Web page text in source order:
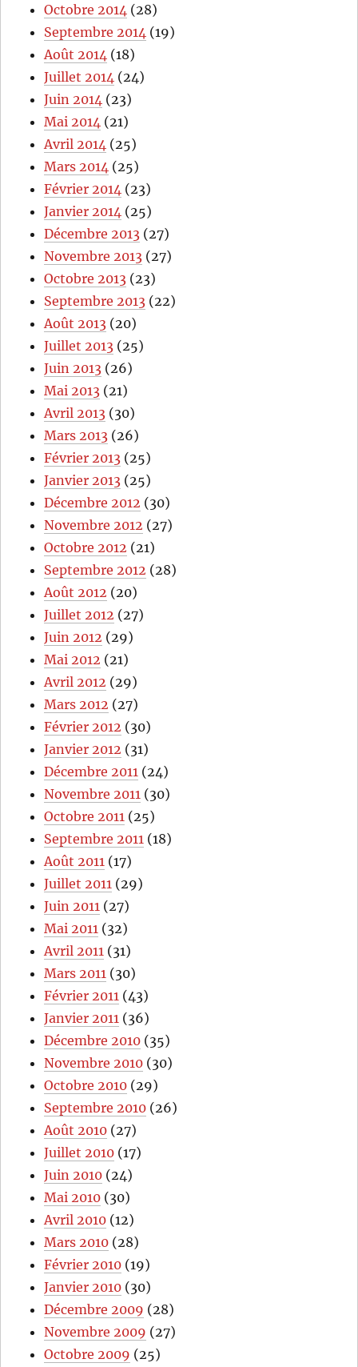
Octobre 2014 (28)
Septembre 2014 (19)
Août 2014 (18)
Juillet 2014 (24)
Juin 2014 (23)
Mai 2014 (21)
Avril 2014 (25)
Mars 2014 (25)
Février 2014 (23)
Janvier 2014 (25)
Décembre 2013 (27)
Novembre 2013 (27)
Octobre 2013 (23)
Septembre 2013 (22)
Août 2013 (20)
Juillet 2013 (25)
Juin 2013 (26)
Mai 2013 (21)
Avril 2013 (30)
Mars 2013 (26)
Février 2013 (25)
Janvier 2013 (25)
Décembre 2012 (30)
Novembre 2012 (27)
Octobre 2012 (21)
Septembre 2012 (28)
Août 2012 (20)
Juillet 2012 (27)
Juin 2012 (29)
Mai 2012 (21)
Avril 2012 (29)
Mars 2012 (27)
Février 2012 (30)
Janvier 2012 (31)
Décembre 2011 (24)
Novembre 2011 (30)
Octobre 2011 (25)
Septembre 2011 (18)
Août 2011 (17)
Juillet 2011 (29)
Juin 2011 (27)
Mai 2011 (32)
Avril 2011 (31)
Mars 2011 (30)
Février 2011 (43)
Janvier 2011 (36)
Décembre 2010 (35)
Novembre 2010 (30)
Octobre 2010 (29)
Septembre 2010 (26)
Août 2010 (27)
Juillet 2010 (17)
Juin 2010 (24)
Mai 2010 (30)
Avril 2010 (12)
Mars 2010 (28)
Février 2010 (19)
Janvier 2010 (30)
Décembre 2009 (28)
Novembre 2009 (27)
Octobre 2009 (25)